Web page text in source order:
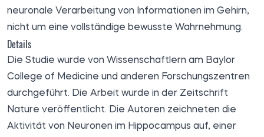
neuronale Verarbeitung von Informationen im Gehirn,
nicht um eine vollständige bewusste Wahrnehmung.
Details
Die Studie wurde von Wissenschaftlern am Baylor
College of Medicine und anderen Forschungszentren
durchgeführt. Die Arbeit wurde in der Zeitschrift
Nature veröffentlicht. Die Autoren zeichneten die
Aktivität von Neuronen im Hippocampus auf, einer